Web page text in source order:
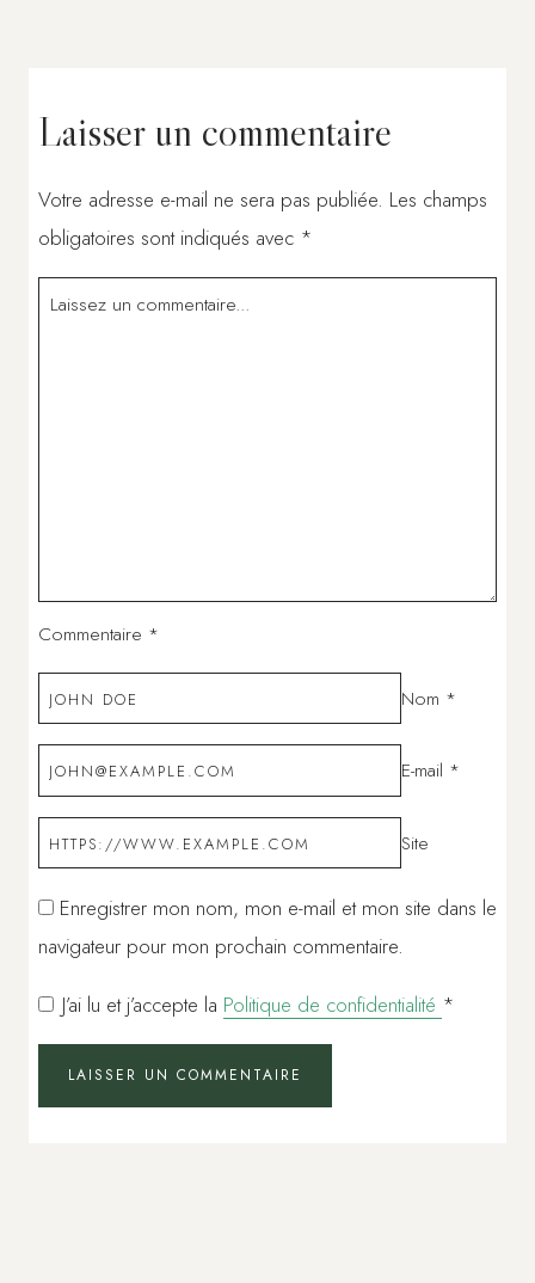
Laisser un commentaire
Votre adresse e-mail ne sera pas publiée. Les champs
obligatoires sont indiqués avec *
Commentaire *
Nom *
E-mail *
Site
Enregistrer mon nom, mon e-mail et mon site dans le
navigateur pour mon prochain commentaire.
J’ai lu et j’accepte la Politique de confidentialité *